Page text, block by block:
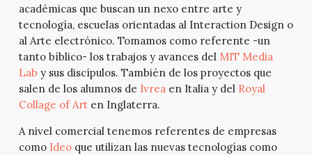
académicas que buscan un nexo entre arte y
tecnología, escuelas orientadas al Interaction Design o
al Arte electrónico. Tomamos como referente -un
tanto bíblico- los trabajos y avances del MIT Media
Lab y sus discípulos. También de los proyectos que
salen de los alumnos de Ivrea en Italia y del Royal
Collage of Arten Inglaterra.
A nivel comercial tenemos referentes de empresas
como Ideoque utilizan las nuevas tecnologías como